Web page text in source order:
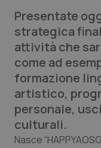
Lettere al
Edizioni
QS Pro
Professionisti
Abruzzo
QS Pro Gold
Presentate
strategica
attività che
come ad
formazione
artistico,
personale,
culturali.
Nasce